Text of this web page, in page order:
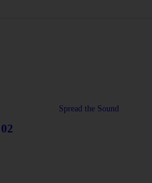
Spread the Sound